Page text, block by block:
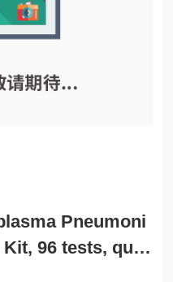
Pneumoni
Kit, 96 tests, qua